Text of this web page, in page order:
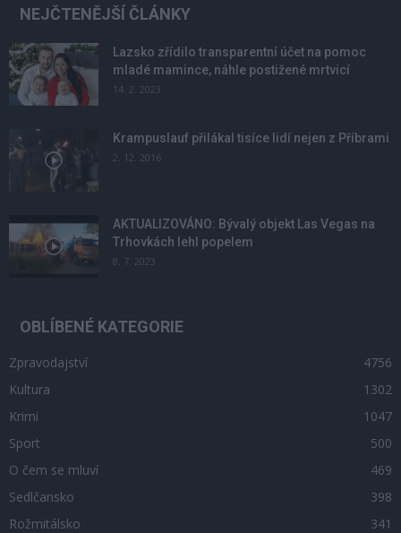
NEJČTENĚJŠÍ ČLÁNKY
Lazsko zřídilo transparentní účet na pomoc
mladé mamince, náhle postižené mrtvicí
14. 2. 2023
Krampuslauf přilákal tisíce lidí nejen z Příbrami
2. 12. 2016
AKTUALIZOVÁNO: Bývalý objekt Las Vegas na
Trhovkách lehl popelem
8. 7. 2023
OBLÍBENÉ KATEGORIE
Zpravodajství
4756
Kultura
1302
Krimi
1047
Sport
500
O čem se mluví
469
Sedlčansko
398
Rožmitálsko
341